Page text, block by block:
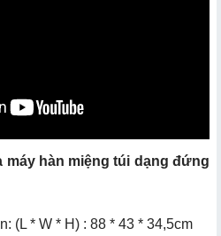
máy hàn miệng túi dạng đứng
(L * W * H) : 88 * 43 * 34,5cm